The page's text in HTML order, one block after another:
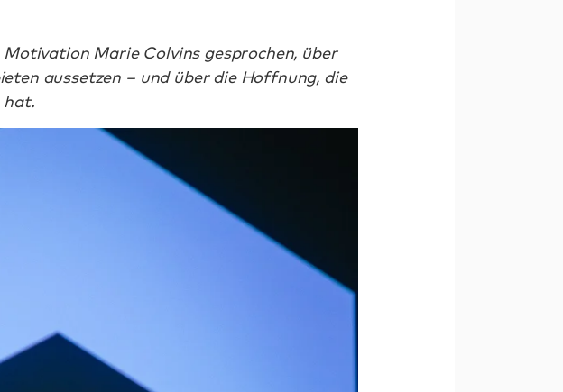
Marie Colvins gesprochen, über
aussetzen – und über die Hoffnung, die
hat.